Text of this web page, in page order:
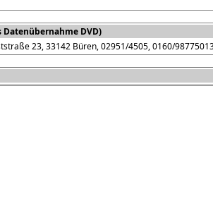
DVD)
23, 33142 Büren, 02951/4505, 0160/